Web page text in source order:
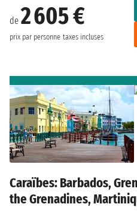
de 2 605 €
prix par personne taxes incluses
Caraïbes: Barbados,
the Grenadines,